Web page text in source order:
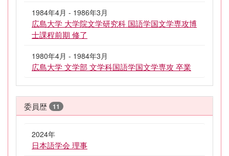
1984年4月 - 1986年3月
広島大学 大学院文学研究科 国語学国文学専攻博
士課程前期 修了
1980年4月 - 1984年3月
広島大学 文学部 文学科国語学国文学専攻 卒業
委員歴 11
2024年
日本語学会 理事